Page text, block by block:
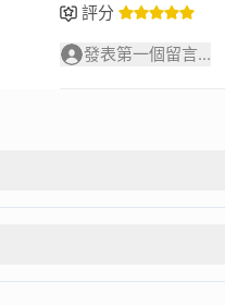
評分
發表第一個留言...